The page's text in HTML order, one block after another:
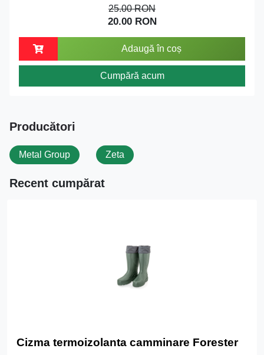
25.00 RON
20.00 RON
Adaugă în coș
Cumpără acum
Producători
Metal Group Zeta
Recent cumpărat
Cizma termoizolanta camminare Forester